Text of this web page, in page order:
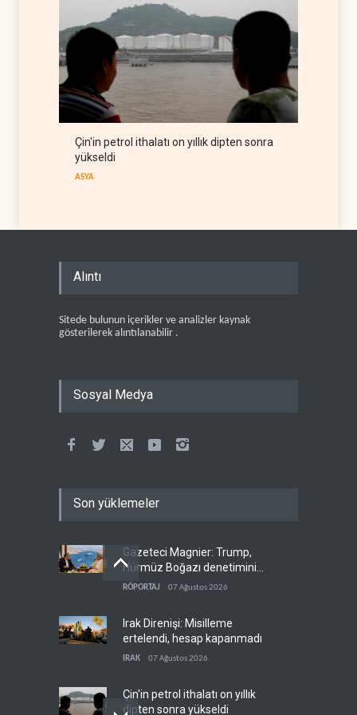
Çin'in petrol ithalatı on yıllık dipten sonra
yükseldi
ASYA
Alıntı
Sitede bulunun içerikler ve analizler kaynak
gösterilerek alıntılanabilir .
Sosyal Medya
Son yüklemeler
Gazeteci Magnier: Trump,
Hürmüz Boğazı denetimini
doğrudan İran ve Umman'a
RÖPORTAJ 07 Ağustos 2026
Irak Direnişi: Misilleme
ertelendi, hesap kapanmadı
IRAK 07 Ağustos 2026
Çin'in petrol ithalatı on yıllık
dipten sonra yükseldi